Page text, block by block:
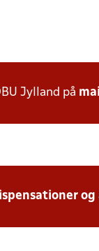
Jylland på mail